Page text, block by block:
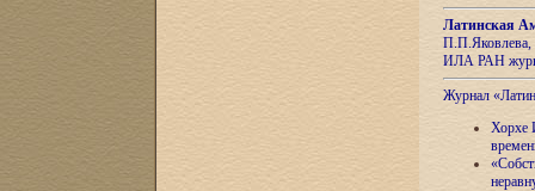
Латинская
П.П.Яковлева,
ИЛА РАН
Журнал
Хорхе